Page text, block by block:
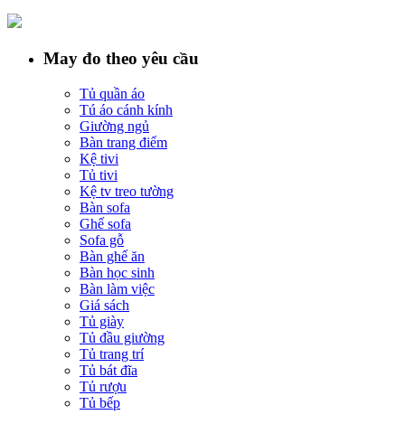
May đo theo yêu cầu
Tủ quần áo
Tú áo cánh kính
Giường ngủ
Bàn trang điểm
Kệ tivi
Tủ tivi
Kệ tv treo tường
Bàn sofa
Ghế sofa
Sofa gỗ
Bàn ghế ăn
Bàn học sinh
Bàn làm việc
Giá sách
Tủ giày
Tủ đầu giường
Tủ trang trí
Tủ bát đĩa
Tủ rượu
Tủ bếp